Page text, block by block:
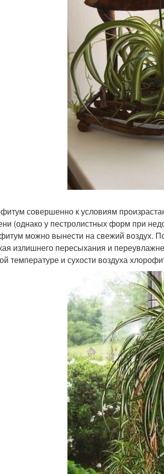
совершенно к условиям
(однако у пестролистных форм при
можно вынести на свежий воздух.
излишнего пересыхания и
температуре и сухости воздуха